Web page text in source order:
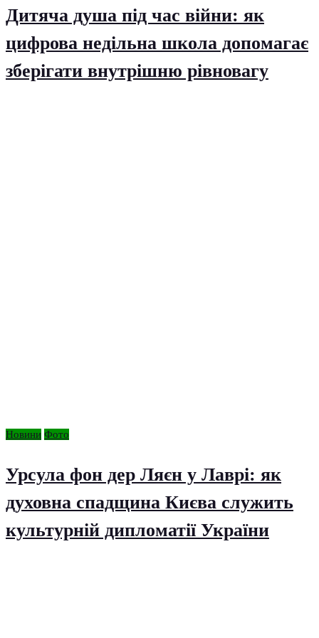
Дитяча душа під час війни: як
цифрова недільна школа допомагає
зберігати внутрішню рівновагу
Новини Фото
Урсула фон дер Ляєн у Лаврі: як
духовна спадщина Києва служить
культурній дипломатії України